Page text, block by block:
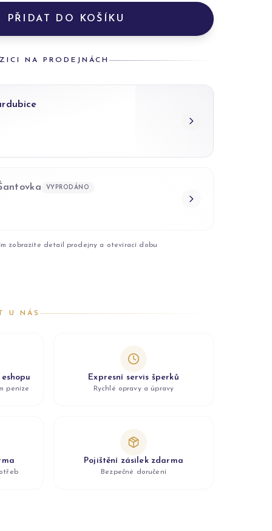
PŘIDAT DO KOŠÍKU
NA PRODEJNÁCH
VYPRODÁNO
zobrazíte detail prodejny a otevírací dobu
U NÁS
peníze
Expresní servis šperků
Rychlé opravy a úpravy
Pojištění zásilek zdarma
Bezpečné doručení